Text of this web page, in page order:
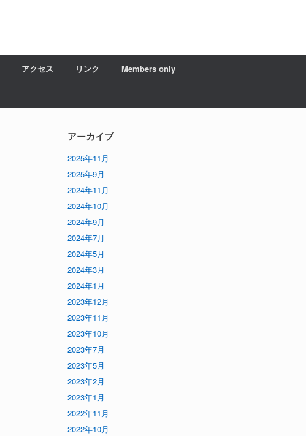
アクセス リンク Members only
アーカイブ
2025年11月
2025年9月
2024年11月
2024年10月
2024年9月
2024年7月
2024年5月
2024年3月
2024年1月
2023年12月
2023年11月
2023年10月
2023年7月
2023年5月
2023年2月
2023年1月
2022年11月
2022年10月